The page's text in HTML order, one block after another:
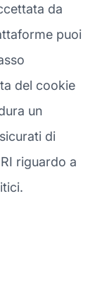
da
puoi
del cookie
un
di
riguardo a